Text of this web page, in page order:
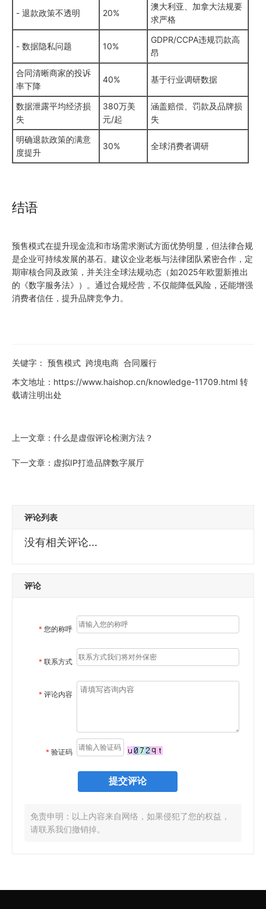
- 退款政策不透明 20%
澳大利亚、加拿大法规要
求严格
- 数据隐私问题 10%
GDPR/CCPA违规罚款高
昂
合同清晰商家的投诉
率下降
40% 基于行业调研数据
数据泄露平均经济损
失
380万美
元/起
涵盖赔偿、罚款及品牌损
失
明确退款政策的满意
度提升
30% 全球消费者调研
结语
预售模式在提升现金流和市场需求测试方面优势明显，但法律合规
是企业可持续发展的基石。建议企业老板与法律团队紧密合作，定
期审核合同及政策，并关注全球法规动态（如2025年欧盟新推出
的《数字服务法》）。通过合规经营，不仅能降低风险，还能增强
消费者信任，提升品牌竞争力。
关键字： 预售模式 跨境电商 合同履行
本文地址： https://www.haishop.cn/knowledge-11709.html 转
载请注明出处
上一文章： 什么是虚假评论检测方法？
下一文章： 虚拟IP打造品牌数字展厅
评论列表
没有相关评论...
评论
* 您的称呼
* 联系方式
* 评论内容
* 验证码
免责申明：以上内容来自网络，如果侵犯了您的权益，
请联系我们撤销掉。